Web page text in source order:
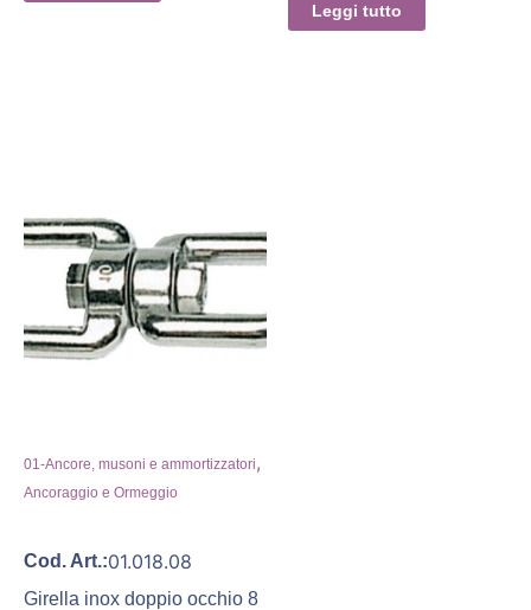
Leggi tutto
01-Ancore, musoni e ammortizzatori,
Ancoraggio e Ormeggio
Cod. Art.:01.018.08
Girella inox doppio occhio 8